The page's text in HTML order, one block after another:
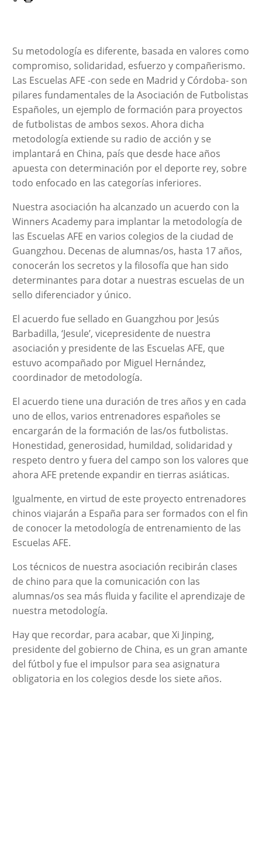
Su metodología es diferente, basada en valores como
compromiso, solidaridad, esfuerzo y compañerismo.
Las Escuelas AFE -con sede en Madrid y Córdoba- son
pilares fundamentales de la Asociación de Futbolistas
Españoles, un ejemplo de formación para proyectos
de futbolistas de ambos sexos. Ahora dicha
metodología extiende su radio de acción y se
implantará en China, país que desde hace años
apuesta con determinación por el deporte rey, sobre
todo enfocado en las categorías inferiores.
Nuestra asociación ha alcanzado un acuerdo con la
Winners Academy para implantar la metodología de
las Escuelas AFE en varios colegios de la ciudad de
Guangzhou. Decenas de alumnas/os, hasta 17 años,
conocerán los secretos y la filosofía que han sido
determinantes para dotar a nuestras escuelas de un
sello diferenciador y único.
El acuerdo fue sellado en Guangzhou por Jesús
Barbadilla, ‘Jesule’, vicepresidente de nuestra
asociación y presidente de las Escuelas AFE, que
estuvo acompañado por Miguel Hernández,
coordinador de metodología.
El acuerdo tiene una duración de tres años y en cada
uno de ellos, varios entrenadores españoles se
encargarán de la formación de las/os futbolistas.
Honestidad, generosidad, humildad, solidaridad y
respeto dentro y fuera del campo son los valores que
ahora AFE pretende expandir en tierras asiáticas.
Igualmente, en virtud de este proyecto entrenadores
chinos viajarán a España para ser formados con el fin
de conocer la metodología de entrenamiento de las
Escuelas AFE.
Los técnicos de nuestra asociación recibirán clases
de chino para que la comunicación con las
alumnas/os sea más fluida y facilite el aprendizaje de
nuestra metodología.
Hay que recordar, para acabar, que Xi Jinping,
presidente del gobierno de China, es un gran amante
del fútbol y fue el impulsor para sea asignatura
obligatoria en los colegios desde los siete años.